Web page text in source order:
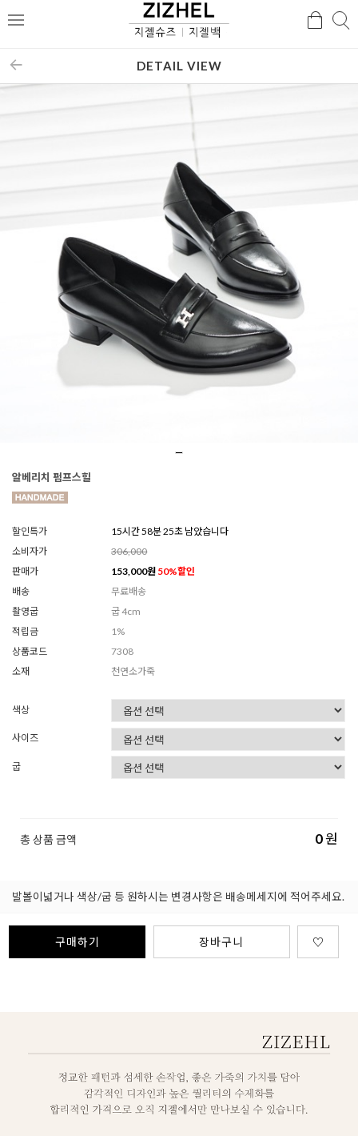
메
검
DETAIL VIEW
알베리치 펌프스힐
할인특가
15시간 58분 23초 남았습니다
소비자가
306,000
판매가
153,000원 50%할인
배송
무료배송
촬영굽
굽 4cm
적립금
1%
상품코드
7308
소재
천연소가죽
색상
사이즈
굽
총 상품 금액 0원
발볼이넓거나 색상/굽 등 원하시는 변경사항은 배송메세지에 적어주세요.
구매하기 장바구니 ♡